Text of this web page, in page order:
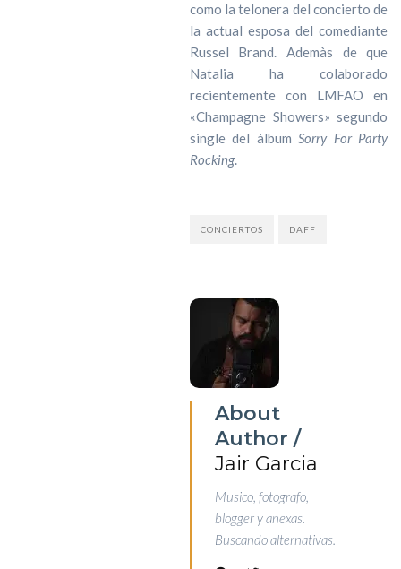
como la telonera del concierto de
la actual esposa del comediante
Russel Brand. Ademàs de que
Natalia ha colaborado
recientemente con LMFAO en
«Champagne Showers» segundo
single del àlbumSorry For Party
Rocking.
CONCIERTOS DAFF
About
Author /
Jair Garcia
Musico, fotografo,
blogger y anexas.
Buscando alternativas.